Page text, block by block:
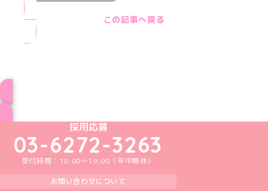
この記事へ戻る
めいどりーみんTikTok公式アカウント
めいどりーみんX公式アカウント
めいどりーみんInstagram公式アカウント
めいどりーみんFacebook公式アカウン
めいどりーみんYouTube公式アカ
採用応募
03-6272-3263
受付時間：10:00～19:00（年中無休）
お問い合わせについて